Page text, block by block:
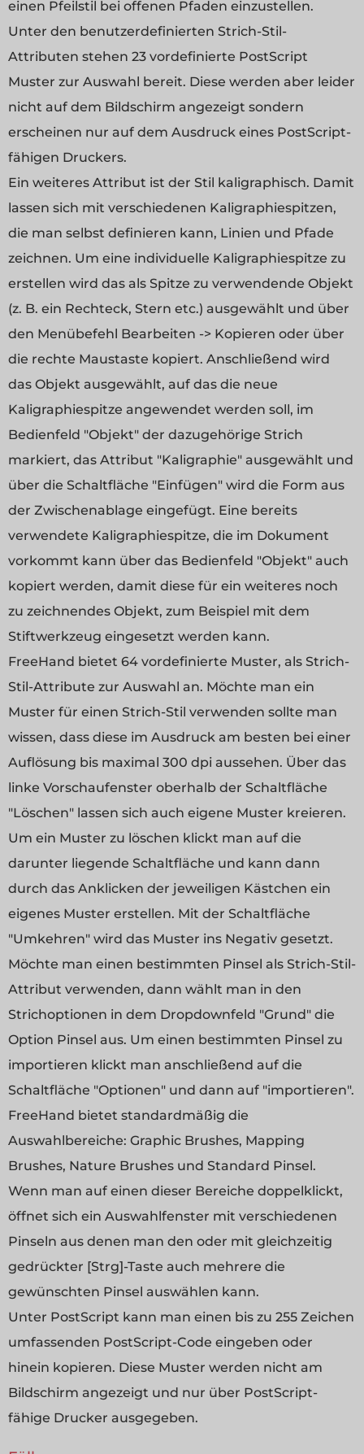
einen Pfeilstil bei offenen Pfaden einzustellen.
Unter den benutzerdefinierten Strich-Stil-
Attributen stehen 23 vordefinierte PostScript
Muster zur Auswahl bereit. Diese werden aber leider
nicht auf dem Bildschirm angezeigt sondern
erscheinen nur auf dem Ausdruck eines PostScript-
fähigen Druckers.
Ein weiteres Attribut ist der Stil kaligraphisch. Damit
lassen sich mit verschiedenen Kaligraphiespitzen,
die man selbst definieren kann, Linien und Pfade
zeichnen. Um eine individuelle Kaligraphiespitze zu
erstellen wird das als Spitze zu verwendende Objekt
(z. B. ein Rechteck, Stern etc.) ausgewählt und über
den Menübefehl Bearbeiten -> Kopieren oder über
die rechte Maustaste kopiert. Anschließend wird
das Objekt ausgewählt, auf das die neue
Kaligraphiespitze angewendet werden soll, im
Bedienfeld "Objekt" der dazugehörige Strich
markiert, das Attribut "Kaligraphie" ausgewählt und
über die Schaltfläche "Einfügen" wird die Form aus
der Zwischenablage eingefügt. Eine bereits
verwendete Kaligraphiespitze, die im Dokument
vorkommt kann über das Bedienfeld "Objekt" auch
kopiert werden, damit diese für ein weiteres noch
zu zeichnendes Objekt, zum Beispiel mit dem
Stiftwerkzeug eingesetzt werden kann.
FreeHand bietet 64 vordefinierte Muster, als Strich-
Stil-Attribute zur Auswahl an. Möchte man ein
Muster für einen Strich-Stil verwenden sollte man
wissen, dass diese im Ausdruck am besten bei einer
Auflösung bis maximal 300 dpi aussehen. Über das
linke Vorschaufenster oberhalb der Schaltfläche
"Löschen" lassen sich auch eigene Muster kreieren.
Um ein Muster zu löschen klickt man auf die
darunter liegende Schaltfläche und kann dann
durch das Anklicken der jeweiligen Kästchen ein
eigenes Muster erstellen. Mit der Schaltfläche
"Umkehren" wird das Muster ins Negativ gesetzt.
Möchte man einen bestimmten Pinsel als Strich-Stil-
Attribut verwenden, dann wählt man in den
Strichoptionen in dem Dropdownfeld "Grund" die
Option Pinsel aus. Um einen bestimmten Pinsel zu
importieren klickt man anschließend auf die
Schaltfläche "Optionen" und dann auf "importieren".
FreeHand bietet standardmäßig die
Auswahlbereiche: Graphic Brushes, Mapping
Brushes, Nature Brushes und Standard Pinsel.
Wenn man auf einen dieser Bereiche doppelklickt,
öffnet sich ein Auswahlfenster mit verschiedenen
Pinseln aus denen man den oder mit gleichzeitig
gedrückter [Strg]-Taste auch mehrere die
gewünschten Pinsel auswählen kann.
Unter PostScript kann man einen bis zu 255 Zeichen
umfassenden PostScript-Code eingeben oder
hinein kopieren. Diese Muster werden nicht am
Bildschirm angezeigt und nur über PostScript-
fähige Drucker ausgegeben.